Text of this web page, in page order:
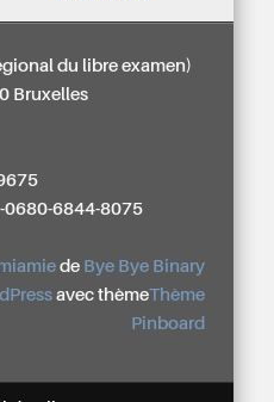
du libre examen)
Bruxelles
0680-6844-8075
de Bye Bye Binary
avec thèmeThème
Pinboard